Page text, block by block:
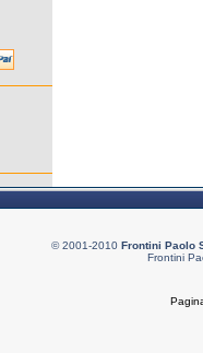
© 2001-2010 Frontini Paolo
Frontini